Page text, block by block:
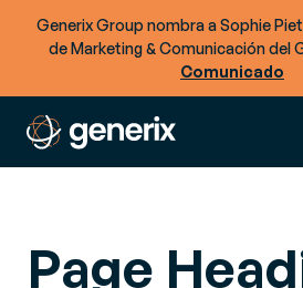
Generix Group nombra a Sophie
de Marketing & Comunicación del
Comunicado
Page